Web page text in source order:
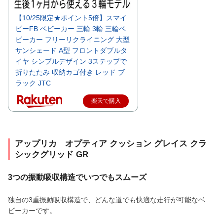
【10/25限定★ポイント5倍】スマイ
ビーFB ベビーカー 三輪 3輪 三輪ベ
ビーカー フリーリクライニング 大型
サンシェード A型 フロントダブルタ
イヤ シンプルデザイン 3ステップで
折りたたみ 収納カゴ付き レッド ブ
ラック JTC
楽天で購入
アップリカ オプティア クッション グレイス クラ
シックグリッド GR
3つの振動吸収構造でいつでもスムーズ
独自の3重振動吸収構造で、どんな道でも快適な走行が可能なベ
ビーカーです。